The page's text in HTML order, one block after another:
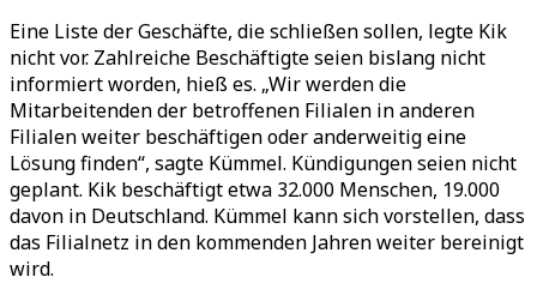
Eine Liste der Geschäfte, die schließen sollen, legte Kik
nicht vor. Zahlreiche Beschäftigte seien bislang nicht
informiert worden, hieß es. „Wir werden die
Mitarbeitenden der betroffenen Filialen in anderen
Filialen weiter beschäftigen oder anderweitig eine
Lösung finden“, sagte Kümmel. Kündigungen seien nicht
geplant. Kik beschäftigt etwa 32.000 Menschen, 19.000
davon in Deutschland. Kümmel kann sich vorstellen, dass
das Filialnetz in den kommenden Jahren weiter bereinigt
wird.